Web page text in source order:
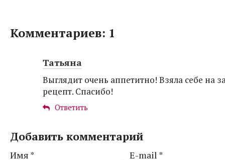
Комментариев: 1
Татьяна
Выглядит очень аппетитно! Взяла себе на
рецепт. Спасибо!
Ответить
Добавить комментарий
Имя * E-mail *